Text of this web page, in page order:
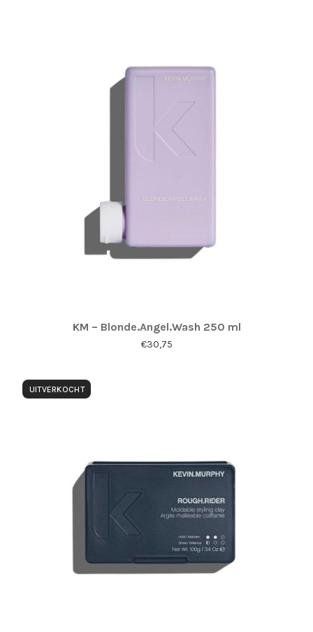
KM – Blonde.Angel.Wash 250 ml
€30,75
UITVERKOCHT